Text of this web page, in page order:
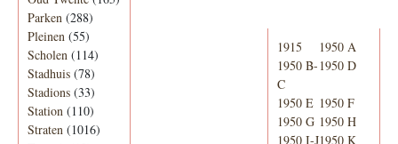
Parken (288)
Pleinen (55)
Scholen (114)
Stadhuis (78)
Stadions (33)
Station (110)
Straten (1016)
1915
1950 A
1950 B-
C
1950 D
1950 E 1950 F
1950 G 1950 H
1950 I-J1950 K